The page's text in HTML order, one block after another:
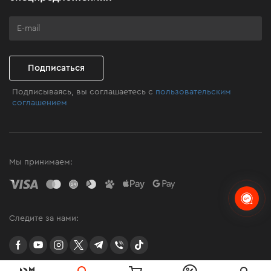
Клуб мастерства
Подписаться
Подписываясь, вы соглашаетесь с пользовательским
соглашением
Мы принимаем:
Следите за нами:
facebookyoutubeinstagramtwittertelegram
Viber TikTok